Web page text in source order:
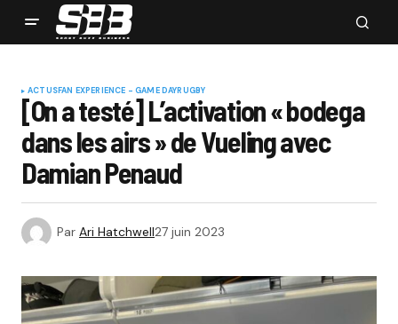
ACTUSFAN EXPERIENCE - GAME DAYRUGBY
[On a testé] L’activation « bodega
dans les airs » de Vueling avec
Damian Penaud
Par Ari Hatchwell27 juin 2023